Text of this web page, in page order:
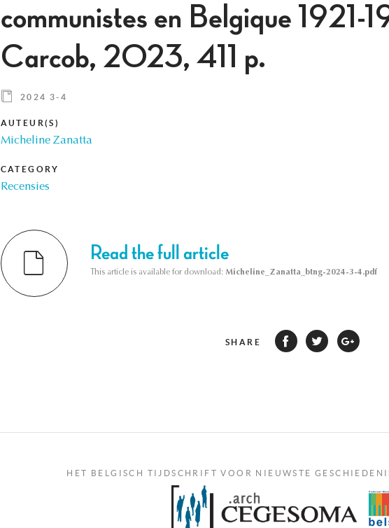
communistes en Belgique 1921-
Carcob, 2023, 411 p.
2024 3-4
AUTEUR(S)
Micheline Zanatta
CATEGORY
Recensies
Read the full article
This article is available for download: Micheline_Zanatta_btng-2024-3-4.pdf
SHARE
HET BELGISCH TIJDSCHRIFT VOOR NIEUWSTE